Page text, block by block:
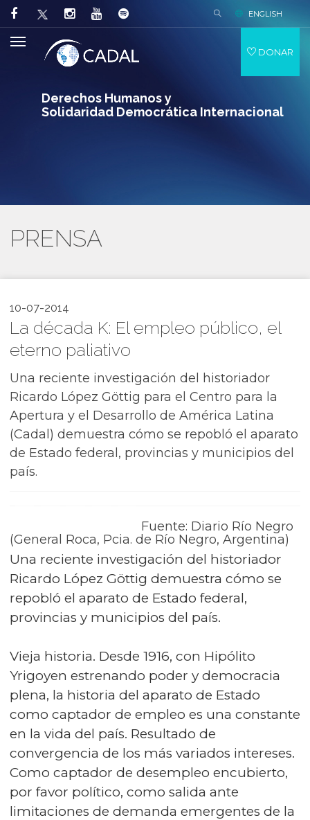
Derechos Humanos y
Solidaridad Democrática Internacional
ENGLISH
DONAR
PRENSA
10-07-2014
La década K: El empleo público, el
eterno paliativo
Una reciente investigación del historiador
Ricardo López Göttig para el Centro para la
Apertura y el Desarrollo de América Latina
(Cadal) demuestra cómo se repobló el aparato
de Estado federal, provincias y municipios del
país.
Fuente: Diario Río Negro
(General Roca, Pcia. de Río Negro, Argentina)
Una reciente investigación del historiador
Ricardo López Göttig demuestra cómo se
repobló el aparato de Estado federal,
provincias y municipios del país.
Vieja historia. Desde 1916, con Hipólito
Yrigoyen estrenando poder y democracia
plena, la historia del aparato de Estado
como captador de empleo es una constante
en la vida del país. Resultado de
convergencia de los más variados intereses.
Como captador de desempleo encubierto,
por favor político, como salida ante
limitaciones de demanda emergentes de la